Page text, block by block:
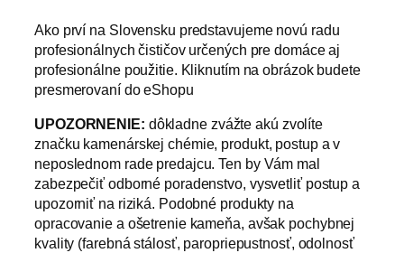
Ako prví na Slovensku predstavujeme novú radu
profesionálnych čističov určených pre domáce aj
profesionálne použitie. Kliknutím na obrázok budete
presmerovaní do eShopu
UPOZORNENIE: dôkladne zvážte akú zvolíte
značku kamenárskej chémie, produkt, postup a v
neposlednom rade predajcu. Ten by Vám mal
zabezpečiť odborné poradenstvo, vysvetliť postup a
upozorniť na riziká. Podobné produkty na
opracovanie a ošetrenie kameňa, avšak pochybnej
kvality (farebná stálosť, paropriepustnosť, odolnosť